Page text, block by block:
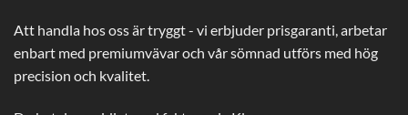
Att handla hos oss är tryggt - vi erbjuder prisgaranti, arbetar
enbart med premiumvävar och vår sömnad utförs med hög
precision och kvalitet.